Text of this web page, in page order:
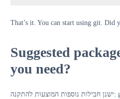
That’s it. You can start using git. Did
Suggested
you need?
ישנן חבילות נוספות המוצעות להתקנה: git-daemon-run, git-daemon-